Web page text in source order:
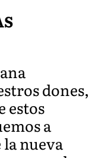
dones,
estos
a
la nueva